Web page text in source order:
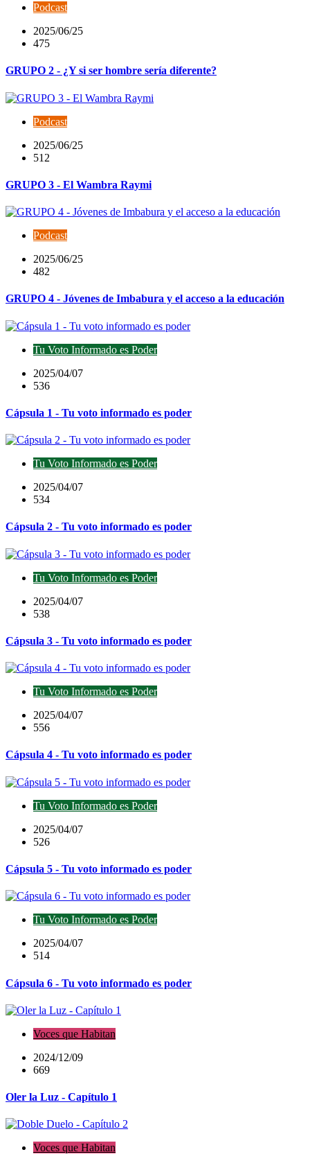
Podcast
2025/06/25
475
GRUPO 2 - ¿Y si ser hombre sería diferente?
Podcast
2025/06/25
512
GRUPO 3 - El Wambra Raymi
Podcast
2025/06/25
482
GRUPO 4 - Jóvenes de Imbabura y el acceso a la educación
Tu Voto Informado es Poder
2025/04/07
536
Cápsula 1 - Tu voto informado es poder
Tu Voto Informado es Poder
2025/04/07
534
Cápsula 2 - Tu voto informado es poder
Tu Voto Informado es Poder
2025/04/07
538
Cápsula 3 - Tu voto informado es poder
Tu Voto Informado es Poder
2025/04/07
556
Cápsula 4 - Tu voto informado es poder
Tu Voto Informado es Poder
2025/04/07
526
Cápsula 5 - Tu voto informado es poder
Tu Voto Informado es Poder
2025/04/07
514
Cápsula 6 - Tu voto informado es poder
Voces que Habitan
2024/12/09
669
Oler la Luz - Capítulo 1
Voces que Habitan